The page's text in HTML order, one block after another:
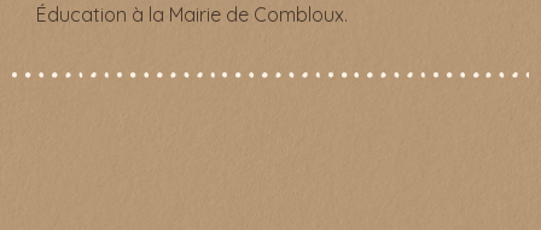
Éducation à la Mairie de Combloux.